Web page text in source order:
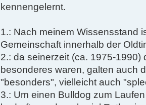
kennengelernt.
1.: Nach meinem Wissensstand
Gemeinschaft innerhalb der
2.: da seinerzeit (ca. 1975-1990)
besonderes waren, galten auch
"besonders", vielleicht auch
3.: Um einen Bulldog zum